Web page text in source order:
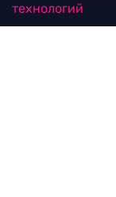
технологий